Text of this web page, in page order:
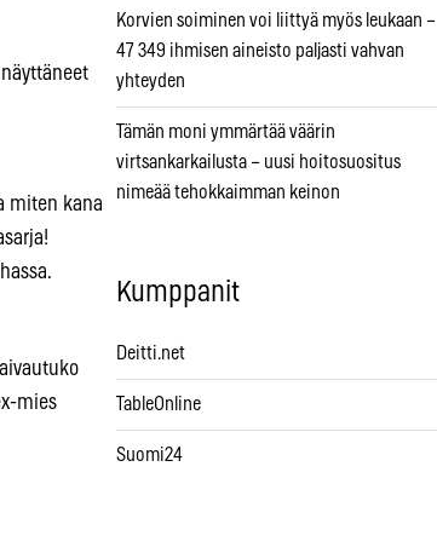
miten kana
mies
Korvien soiminen voi liittyä myös leukaan –
47 349 ihmisen aineisto paljasti vahvan
yhteyden
Tämän moni ymmärtää väärin
virtsankarkailusta – uusi hoitosuositus
nimeää tehokkaimman keinon
Kumppanit
Deitti.net
TableOnline
Suomi24